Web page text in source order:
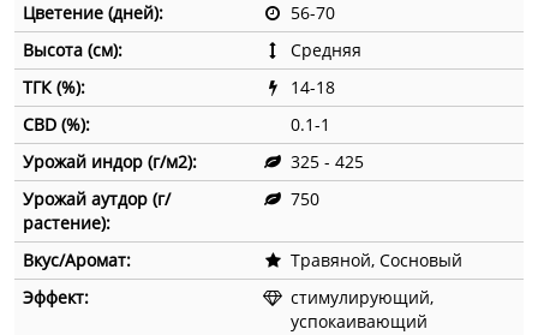
Цветение (дней):
56-70
Высота (см):
Средняя
ТГК (%):
14-18
CBD (%):
0.1-1
Урожай индор (г/м2):
325 - 425
Урожай аутдор (г/
растение):
750
Вкус/Аромат:
Травяной, Сосновый
Эффект:
стимулирующий,
успокаивающий